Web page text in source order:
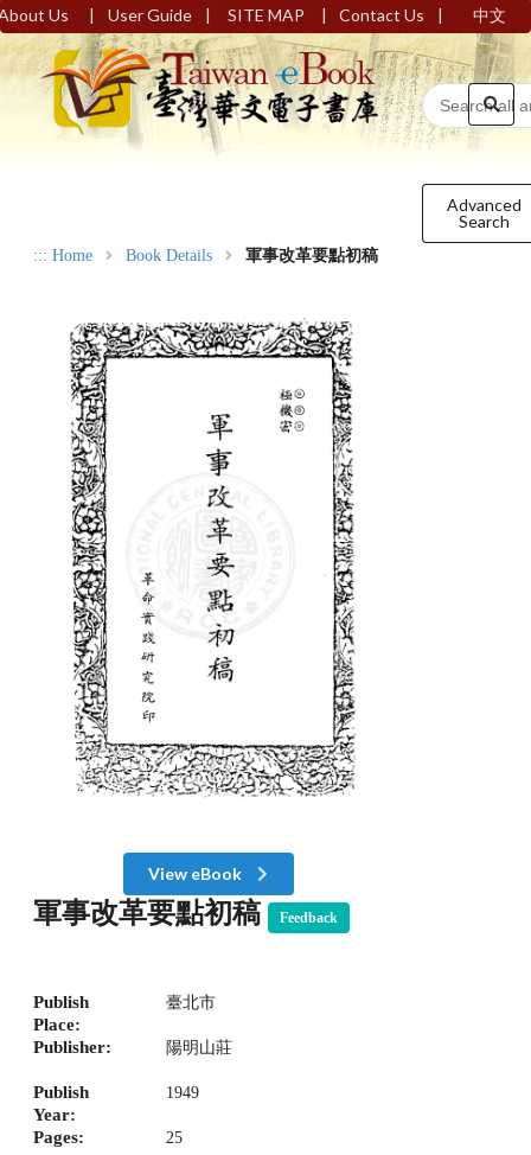
Us | User Guide | SITE MAP | Contact Us | 中文
Advanced
Search
::: Home Book Details 軍事改革要點初稿
View eBook
軍事改革要點初稿 Feedback
Publish
Place:
臺北市
Publisher: 陽明山莊
Publish
Year:
1949
Pages: 25